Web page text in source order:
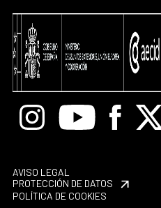
InstagramYoutube Facebook
X
AVISO LEGAL
PROTECCIÓN DE DATOS
POLÍTICA DE COOKIES